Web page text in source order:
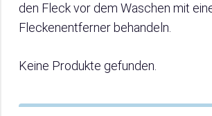
den Fleck vor dem Waschen mit
Fleckenentferner behandeln.
Keine Produkte gefunden.